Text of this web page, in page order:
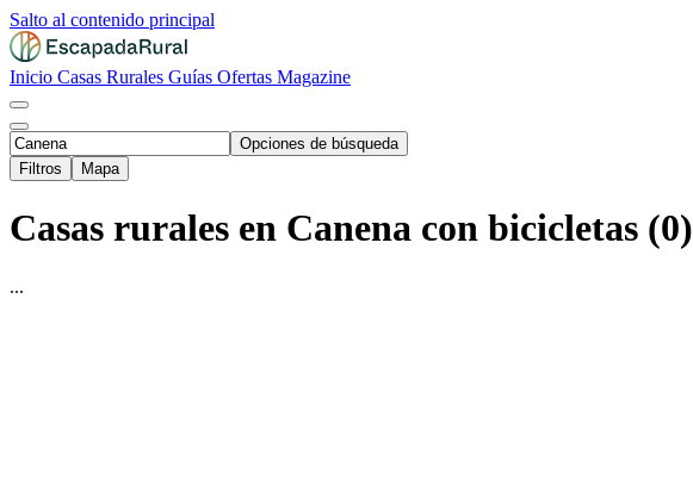
Salto al contenido principal
Inicio Casas Rurales Guías Ofertas Magazine
Opciones de búsqueda
Filtros
Mapa
Casas rurales en Canena con bicicletas (0)
...